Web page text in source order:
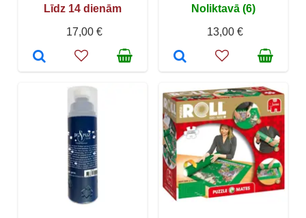
Līdz 14 dienām
17,00 €
Noliktavā (6)
13,00 €